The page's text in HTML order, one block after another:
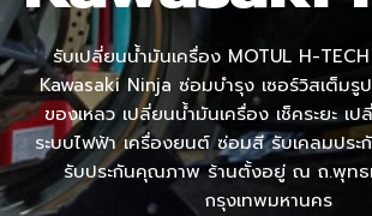
รับเปลี่ยนน้ำมันเครื่อง MOTUL H-
Kawasaki Ninja ซ่อมบำรุง เซอร์วิสเต็มรู
ของเหลว เปลี่ยนน้ำมันเครื่อง เช็คระยะ เ
ระบบไฟฟ้า เครื่องยนต์ ซ่อมสี รับเคลมประ
รับประกันคุณภาพ ร้านตั้งอยู่ ณ ถ.พุท
กรุงเทพมหานคร